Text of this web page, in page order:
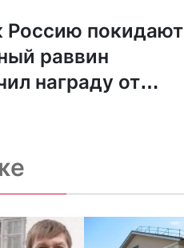
Россию покидают
раввин
награду от